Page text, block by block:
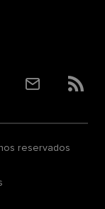
CorreoRSS
reservados